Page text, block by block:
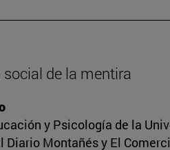
de la mentira
y Psicología de la
Diario Montañés y El